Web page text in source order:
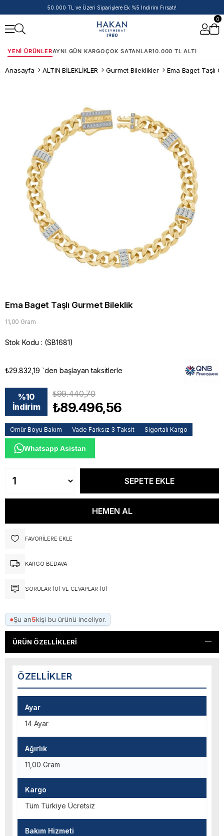
50.000 TL ve Üzeri Siparişlere Ek %5 İndirim Fırsatı!
0
YENI ÜRÜNLERAYNI GÜN KARGOÇOK SATANLAR10.000 TL ALTI
Anasayfa ALTIN BİLEKLİKLER Gurmet Bileklikler Ema Baget Taşlı
Ema Baget Taşlı Gurmet Bileklik
11,00 Gram
Stok Kodu (SB1681)
₺29.832,19 `den başlayan taksitlerle
%10
İndirim
₺99.440,70
₺89.496,56
Ömür Boyu Bakım Vade Farksız 3 Taksit Sigortalı Kargo
Whatsapp Asistan
FAVORILERE EKLE
KARGO BEDAVA
SORULAR (0) VE CEVAPLAR (0)
●Şu an5kişi bu ürünü inceliyor.
ÜRÜN ÖZELLIKLERI
ÖZELLIKLER
Ayar
14 Ayar
Ağırlık
11,00 Gram
Kargo
Tüm Türkiye Ücretsiz
Bakım Hizmeti